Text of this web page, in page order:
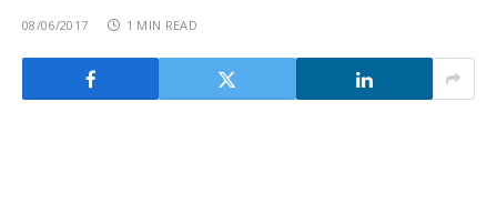
08/06/2017 1 MIN READ